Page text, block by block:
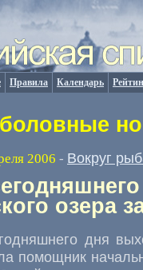
Правила Календарь
2006 - Вокруг
озера
дня
помощник